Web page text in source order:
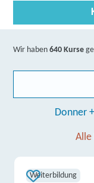
Wir haben640 Kurse
Donner
Alle
Weiterbildung